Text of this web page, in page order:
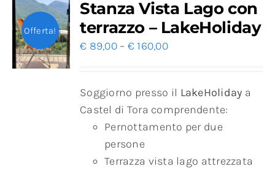
Offerta!
Stanza Vista Lago con
terrazzo – LakeHoliday
€ 89,00 – € 160,00
Soggiorno presso il LakeHoliday a
Castel di Tora comprendente:
Pernottamento per due
persone
Terrazza vista lago attrezzata